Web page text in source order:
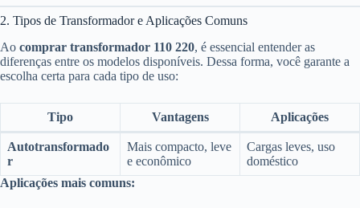
2. Tipos de Transformador e Aplicações Comuns
Ao comprar transformador 110 220, é essencial entender as
diferenças entre os modelos disponíveis. Dessa forma, você garante a
escolha certa para cada tipo de uso:
Tipo Vantagens Aplicações
Autotransformado
r
Mais compacto, leve
e econômico
Cargas leves, uso
doméstico
Aplicações mais comuns: